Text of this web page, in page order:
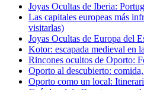
Joyas Ocultas de Iberia:
Las capitales europeas más
visitarlas)
Joyas Ocultas de Europa del
Kotor: escapada medieval en
Rincones ocultos de Oporto:
Oporto al descubierto:
Oporto como un local: